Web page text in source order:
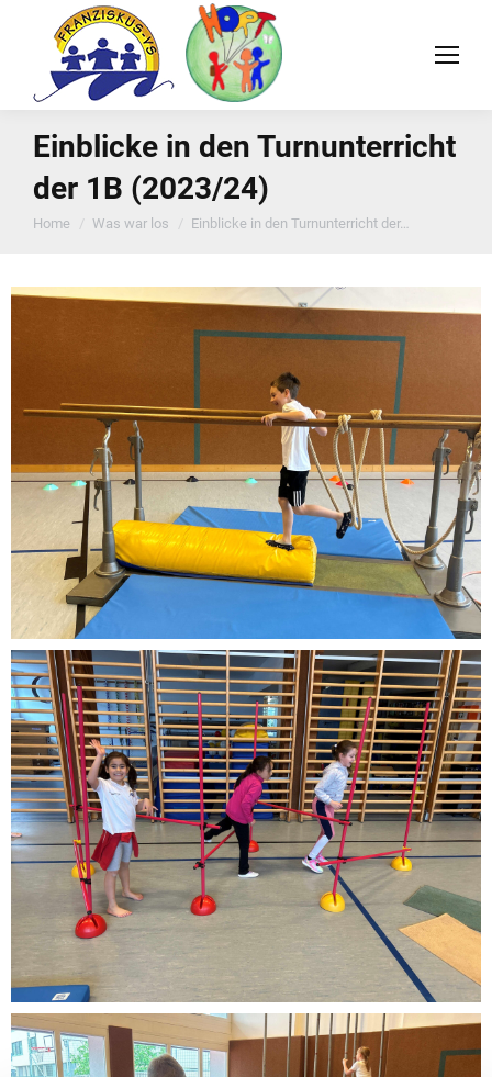
Einblicke in den Turnunterricht
der 1B (2023/24)
You are here:
Home Was war los Einblicke in den Turnunterricht der…